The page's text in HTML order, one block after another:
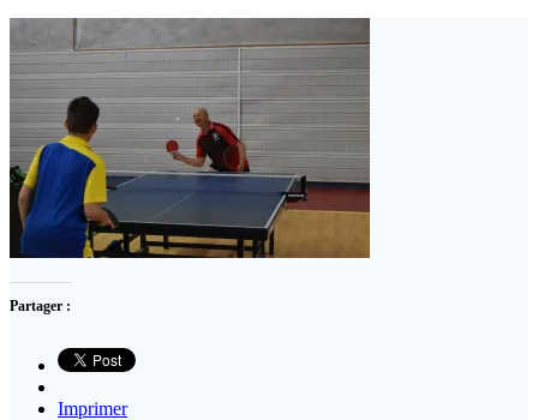
Partager :
Imprimer